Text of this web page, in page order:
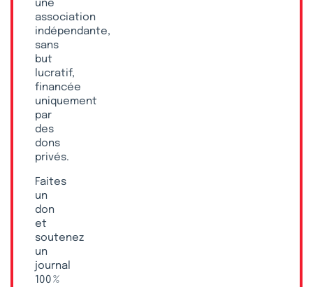
une
association
indépendante,
sans
but
lucratif,
financée
uniquement
par
des
dons
privés.
Faites
un
don
et
soutenez
un
journal
100 %